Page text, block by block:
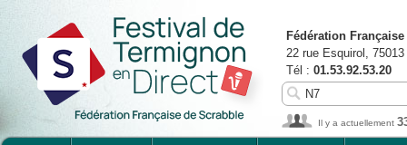
Fédération
22 rue Esquirol,
Tél : 01.53.92.53.20
Il y a actuellement